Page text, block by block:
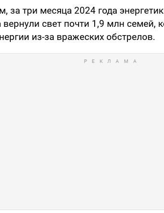
за три месяца 2024 года
вернули свет почти 1,9 млн семей,
из-за вражеских обстрелов.